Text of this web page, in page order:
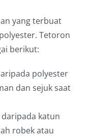
yang terbuat
Tetoron
berikut:
polyester
dan sejuk saat
katun
robek atau